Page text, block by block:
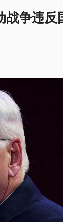
战争违反